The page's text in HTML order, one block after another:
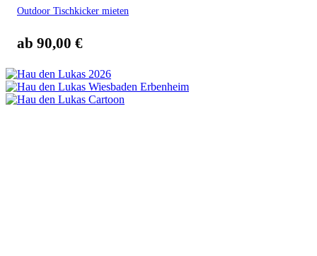
Outdoor Tischkicker mieten
ab 90,00 €